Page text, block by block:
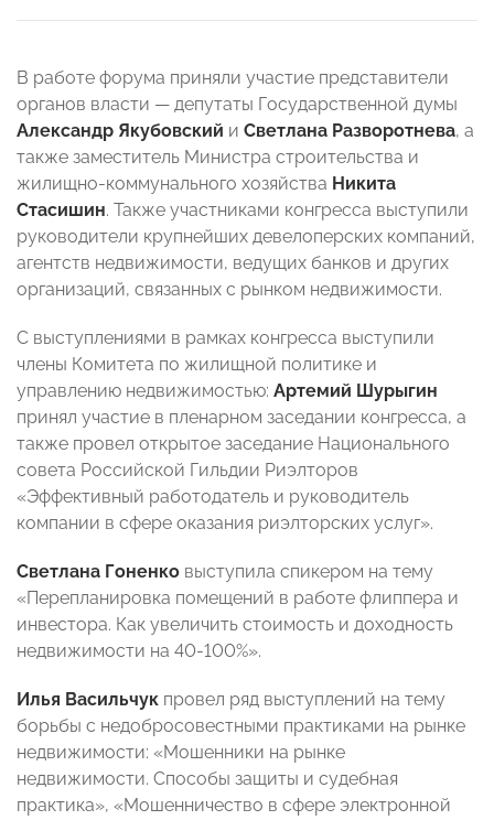
В работе форума приняли участие представители
органов власти — депутаты Государственной думы
Александр Якубовский и Светлана Разворотнева, а
также заместитель Министра строительства и
жилищно-коммунального хозяйства Никита
Стасишин. Также участниками конгресса выступили
руководители крупнейших девелоперских компаний,
агентств недвижимости, ведущих банков и других
организаций, связанных с рынком недвижимости.
С выступлениями в рамках конгресса выступили
члены Комитета по жилищной политике и
управлению недвижимостью: Артемий Шурыгин
принял участие в пленарном заседании конгресса, а
также провел открытое заседание Национального
совета Российской Гильдии Риэлторов
«Эффективный работодатель и руководитель
компании в сфере оказания риэлторских услуг».
Светлана Гоненко выступила спикером на тему
«Перепланировка помещений в работе флиппера и
инвестора. Как увеличить стоимость и доходность
недвижимости на 40-100%».
Илья Васильчук провел ряд выступлений на тему
борьбы с недобросовестными практиками на рынке
недвижимости: «Мошенники на рынке
недвижимости. Способы защиты и судебная
практика», «Мошенничество в сфере электронной